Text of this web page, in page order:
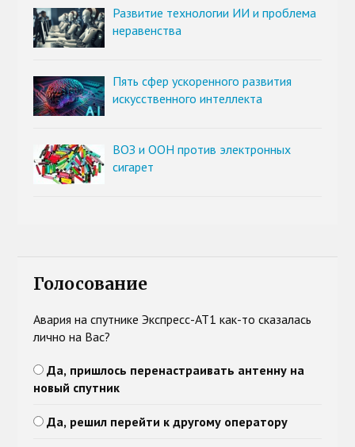
Развитие технологии ИИ и проблема
неравенства
Пять сфер ускоренного развития
искусственного интеллекта
ВОЗ и ООН против электронных
сигарет
Голосование
Авария на спутнике Экспресс-АТ1 как-то сказалась
лично на Вас?
Да, пришлось перенастраивать антенну на
новый спутник
Да, решил перейти к другому оператору